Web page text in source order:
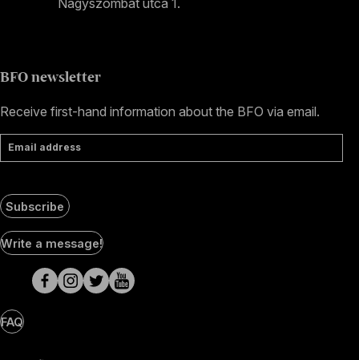
BFO newsletter
Receive first-hand information about the BFO via email.
Email address
Subscribe
Social
Media
pages
Write a message!
FAQ